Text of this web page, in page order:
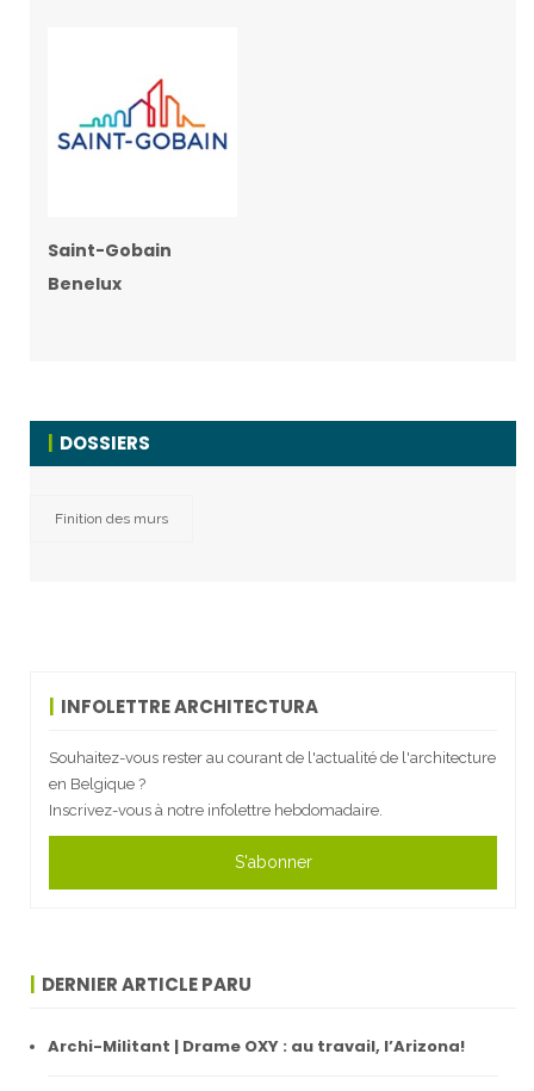
Saint-Gobain
Benelux
DOSSIERS
Finition des murs
INFOLETTRE ARCHITECTURA
Souhaitez-vous rester au courant de l'actualité de l'architecture
en Belgique ?
Inscrivez-vous à notre infolettre hebdomadaire.
S'abonner
DERNIER ARTICLE PARU
Archi-Militant | Drame OXY : au travail, l’Arizona!